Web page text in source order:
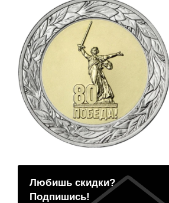
Любишь скидки?
Подпишись!